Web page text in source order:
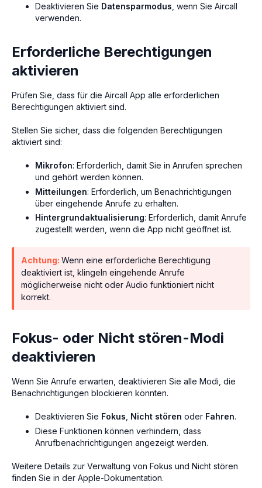
Deaktivieren Sie Datensparmodus , wenn Sie Aircall
verwenden.
Erforderliche Berechtigungen
aktivieren
Prüfen Sie, dass für die Aircall App alle erforderlichen
Berechtigungen aktiviert sind.
Stellen Sie sicher, dass die folgenden Berechtigungen
aktiviert sind:
Mikrofon: Erforderlich, damit Sie in Anrufen sprechen
und gehört werden können.
Mitteilungen: Erforderlich, um Benachrichtigungen
über eingehende Anrufe zu erhalten.
Hintergrundaktualisierung: Erforderlich, damit Anrufe
zugestellt werden, wenn die App nicht geöffnet ist.
Achtung: Wenn eine erforderliche Berechtigung
deaktiviert ist, klingeln eingehende Anrufe
möglicherweise nicht oder Audio funktioniert nicht
korrekt.
Fokus- oder Nicht stören-Modi
deaktivieren
Wenn Sie Anrufe erwarten, deaktivieren Sie alle Modi, die
Benachrichtigungen blockieren könnten.
Deaktivieren Sie Fokus Nicht stören oder Fahren.
Diese Funktionen können verhindern, dass
Anrufbenachrichtigungen angezeigt werden.
Weitere Details zur Verwaltung von Fokus und Nicht stören
finden Sie in der Apple-Dokumentation.